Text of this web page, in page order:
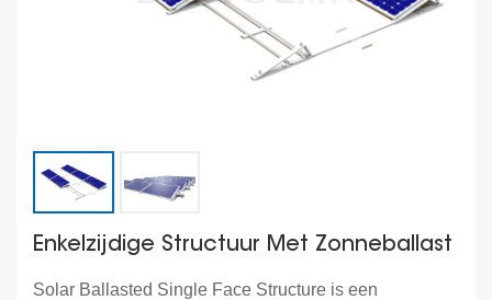
Enkelzijdige Structuur Met Zonneballast
Solar Ballasted Single Face Structure is een